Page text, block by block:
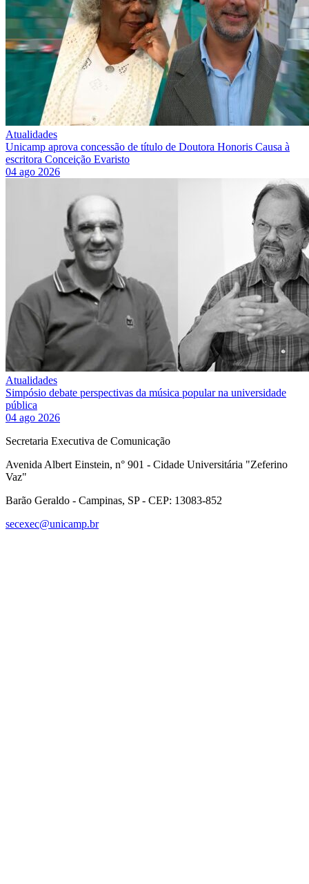
Atualidades
Unicamp aprova concessão de título de Doutora Honoris Causa à
escritora Conceição Evaristo
04 ago 2026
Atualidades
Simpósio debate perspectivas da música popular na universidade
pública
04 ago 2026
Secretaria Executiva de Comunicação
Avenida Albert Einstein, n° 901 - Cidade Universitária "Zeferino
Vaz"
Barão Geraldo - Campinas, SP - CEP: 13083-852
secexec@unicamp.br